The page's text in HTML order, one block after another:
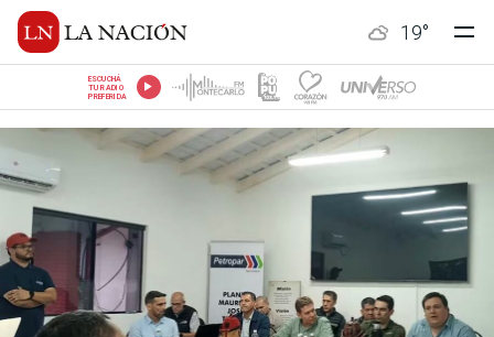
19°
ESCUCHÁ
TU RADIO
PREFERIDA